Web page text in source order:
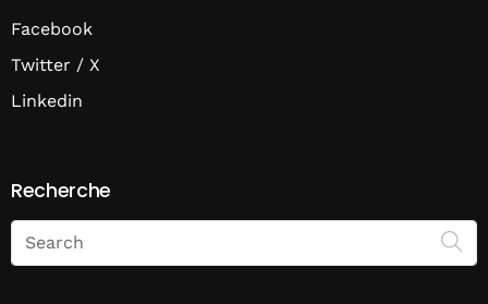
Facebook
Twitter / X
Linkedin
Recherche
Search
on
Economie